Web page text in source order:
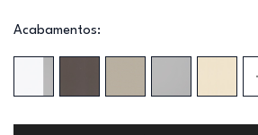
Acabamentos: